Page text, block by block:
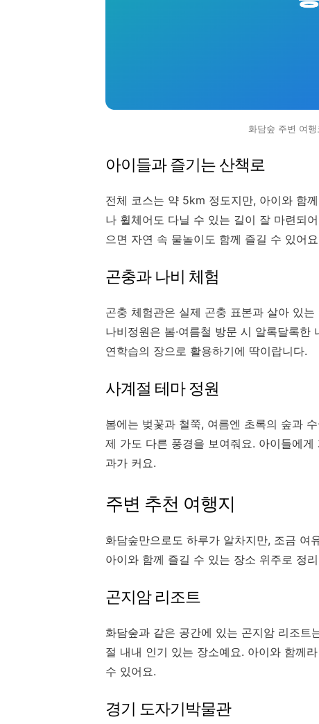
화담숲 주변 여
아이들과 즐기는 산책로
전체 코스는 약 5km 정도지만, 아이와 함
나 휠체어도 다닐 수 있는 길이 잘 마련되
으면 자연 속 물놀이도 함께 즐길 수 있어
곤충과 나비 체험
곤충 체험관은 실제 곤충 표본과 살아 있
나비정원은 봄·여름철 방문 시 알록달록
연학습의 장으로 활용하기에 딱이랍니다.
사계절 테마 정원
봄에는 벚꽃과 철쭉, 여름엔 초록의 숲과
제 가도 다른 풍경을 보여줘요. 아이들에
과가 커요.
주변 추천 여행지
화담숲만으로도 하루가 알차지만, 조금 여
아이와 함께 즐길 수 있는 장소 위주로 정
곤지암 리조트
화담숲과 같은 공간에 있는 곤지암 리조트
절 내내 인기 있는 장소예요. 아이와 함께
수 있어요.
경기 도자기박물관